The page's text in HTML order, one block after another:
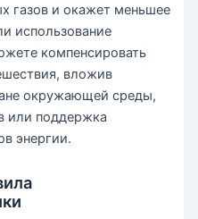
газов и окажет меньшее
использование
компенсировать
вложив
окружающей среды,
или поддержка
энергии.